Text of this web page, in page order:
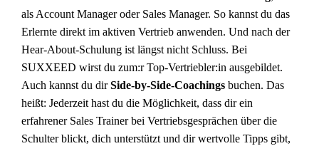
als Account Manager oder Sales Manager. So kannst du das
Erlernte direkt im aktiven Vertrieb anwenden. Und nach der
Hear-About-Schulung ist längst nicht Schluss. Bei
SUXXEED wirst du zum:r Top-Vertriebler:in ausgebildet.
Auch kannst du dirSide-by-Side-Coachings buchen. Das
heißt: Jederzeit hast du die Möglichkeit, dass dir ein
erfahrener Sales Trainer bei Vertriebsgesprächen über die
Schulter blickt, dich unterstützt und dir wertvolle Tipps gibt,